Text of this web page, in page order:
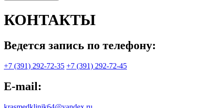
КОНТАКТЫ
Ведется запись по телефону:
+7 (391) 292-72-35 +7 (391) 292-72-45
E-mail: